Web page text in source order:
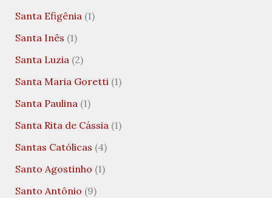
Santa Efigênia(1)
Santa Inês (1)
Santa Luzia(2)
Santa Maria Goretti(1)
Santa Paulina(1)
Santa Rita de Cássia(1)
Santas Católicas (4)
Santo Agostinho (1)
Santo Antônio (9)